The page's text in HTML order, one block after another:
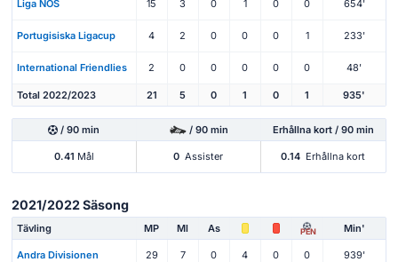
Liga NOS 15 3 0 1 0 0 654'
Portugisiska Ligacup 4 2 0 0 0 1 233'
International Friendlies 2 0 0 0 0 0 48'
Total 2022/2023 21 5 0 1 0 1 935'
/ 90 min / 90 min Erhållna kort / 90 min
0.41 Mål 0 Assister 0.14 Erhållna kort
2021/2022 Säsong
Tävling MP Ml As PEN Min'
Andra Divisionen 29 7 0 4 0 0 939'